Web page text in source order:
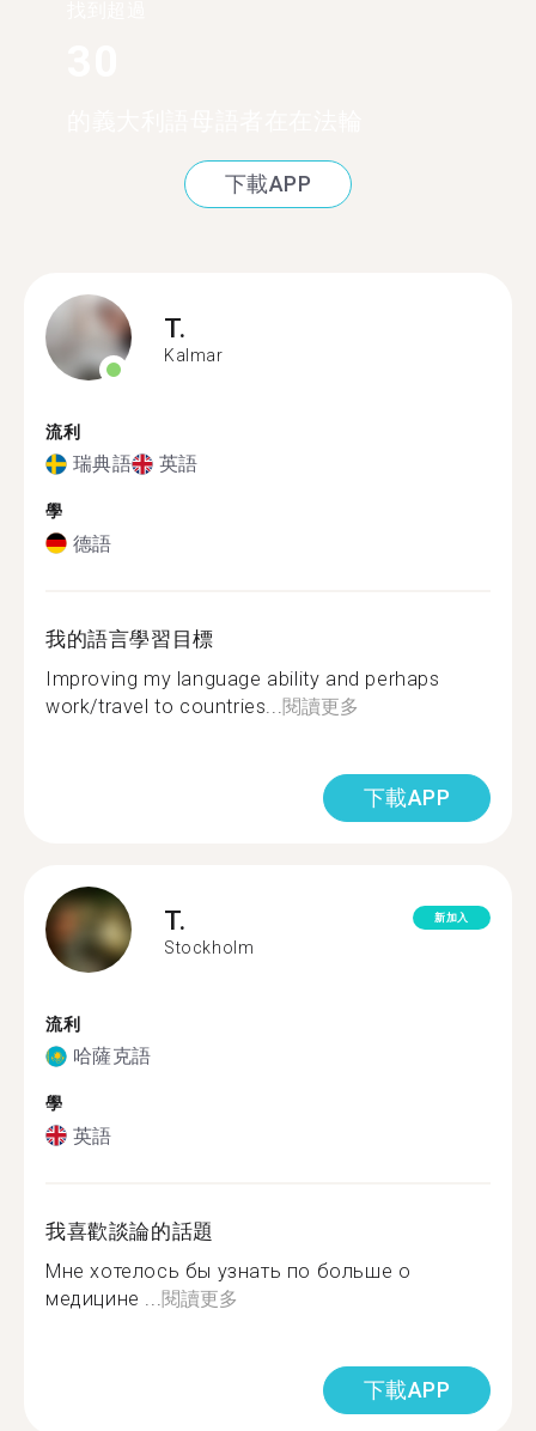
下載APP
T.
Kalmar
流利
瑞典語 英語
學
德語
我的語言學習目標
Improving my language ability and perhaps
work/travel to countries... 閱讀更多
下載APP
T.
Stockholm
新加入
流利
哈薩克語
學
英語
我喜歡談論的話題
Мне хотелось бы узнать по больше о
медицине ... 閱讀更多
下載APP